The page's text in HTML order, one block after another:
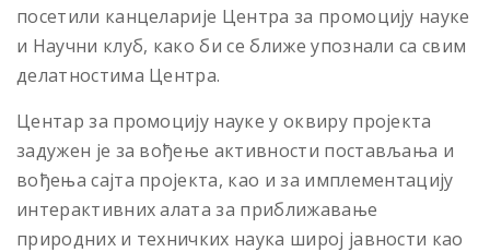
посетили канцеларије Центра за промоцију науке
и Научни клуб, како би се ближе упознали са свим
делатностима Центра.
Центар за промоцију науке у оквиру пројекта
задужен је за вођење активности постављања и
вођења сајта пројекта, као и за имплементацију
интерактивних алата за приближавање
природних и техничких наука широј јавности као